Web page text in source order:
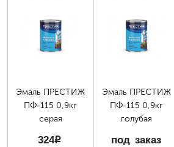
Эмаль ПРЕСТИЖ
ПФ-115 0,9кг
серая
324p
Эмаль ПРЕСТИЖ
ПФ-115 0,9кг
голубая
под заказ
Страницы